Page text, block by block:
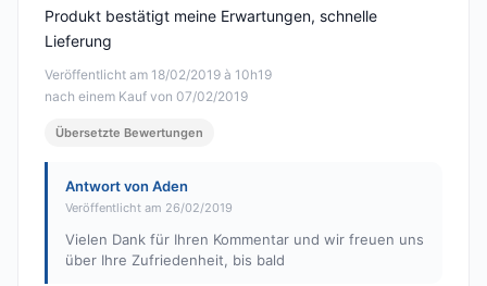
Veröffentlicht am 18/02/2019 à 10h19
nach einem Kauf von 07/02/2019
Produkt bestätigt meine Erwartungen, schnelle
Lieferung
Übersetzte Bewertungen
Antwort von Aden
Veröffentlicht am 26/02/2019
Vielen Dank für Ihren Kommentar und wir freuen uns
über Ihre Zufriedenheit, bis bald